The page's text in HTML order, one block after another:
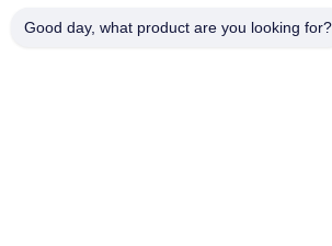
Good day, what product are you looking for?